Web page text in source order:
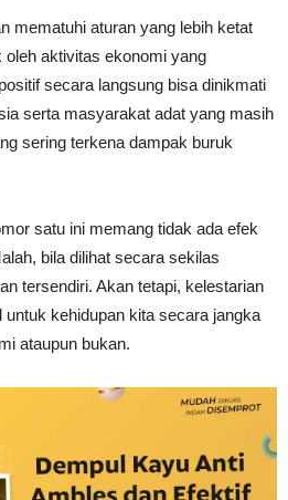
mematuhi aturan yang lebih ketat
aktivitas ekonomi yang
secara langsung bisa dinikmati
serta masyarakat adat yang masih
sering terkena dampak buruk
satu ini memang tidak ada efek
bila dilihat secara sekilas
tersendiri. Akan tetapi, kelestarian
untuk kehidupan kita secara jangka
ataupun bukan.